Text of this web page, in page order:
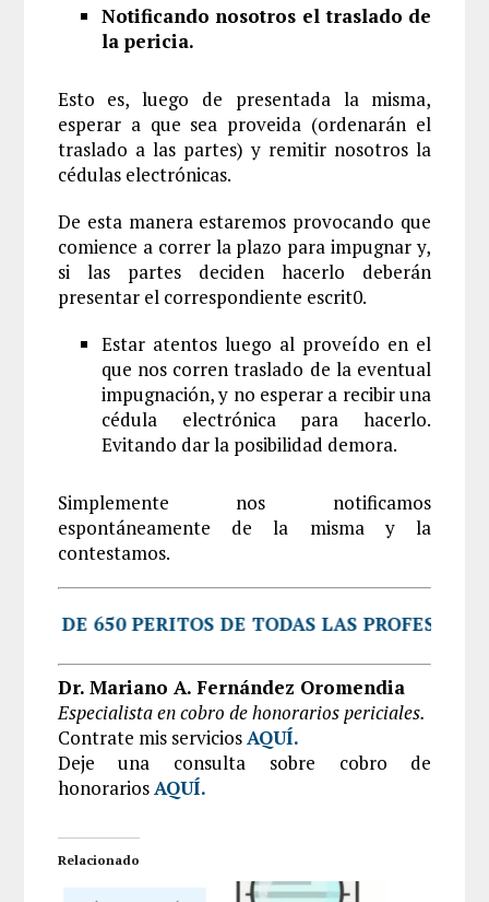
Notificando nosotros el traslado de
la pericia.
Esto es, luego de presentada la misma,
esperar a que sea proveida (ordenarán el
traslado a las partes) y remitir nosotros la
cédulas electrónicas.
De esta manera estaremos provocando que
comience a correr la plazo para impugnar y,
si las partes deciden hacerlo deberán
presentar el correspondiente escrit0.
Estar atentos luego al proveído en el
que nos corren traslado de la eventual
impugnación, y no esperar a recibir una
cédula electrónica para hacerlo.
Evitando dar la posibilidad demora.
Simplemente nos notificamos
espontáneamente de la misma y la
contestamos.
DE 650 PERITOS DE TODAS LAS PROFESIONES
Dr. Mariano A. Fernández Oromendia
Especialista en cobro de honorarios periciales.
Contrate mis serviciosAQUÍ.
Deje una consulta sobre cobro de
honorariosAQUÍ.
Relacionado